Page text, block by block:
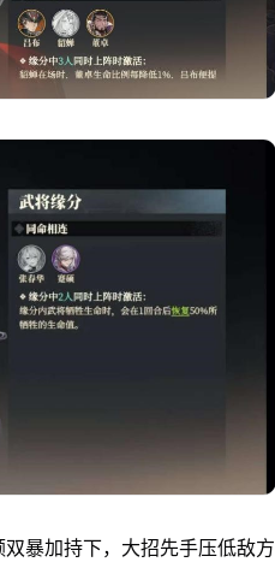
暴加持下，大招先手压低敌方